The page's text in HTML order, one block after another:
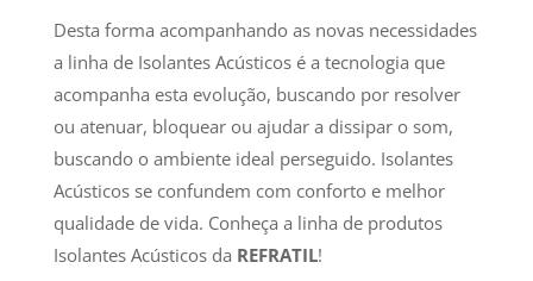
Desta forma acompanhando as novas necessidades
a linha de Isolantes Acústicos é a tecnologia que
acompanha esta evolução, buscando por resolver
ou atenuar, bloquear ou ajudar a dissipar o som,
buscando o ambiente ideal perseguido. Isolantes
Acústicos se confundem com conforto e melhor
qualidade de vida. Conheça a linha de produtos
Isolantes Acústicos da REFRATIL!